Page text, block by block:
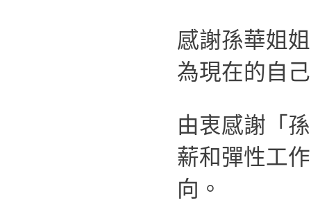
感謝孫華姐
為現在的自
由衷感謝「
薪和彈性工
向。